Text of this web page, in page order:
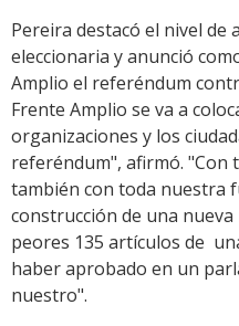
Pereira destacó el nivel de
eleccionaria y anunció
Amplio el referéndum
Frente Amplio se va a
organizaciones y los
referéndum", afirmó. "Con
también con toda nuestra
construcción de una
peores 135 artículos de
haber aprobado en un
nuestro".